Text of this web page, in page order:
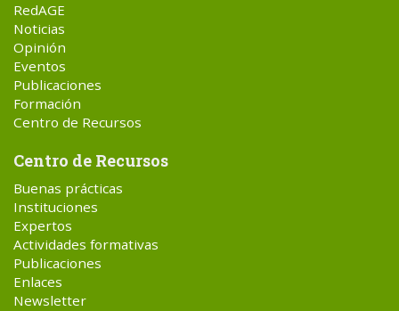
RedAGE
Noticias
Opinión
Eventos
Publicaciones
Formación
Centro de Recursos
Centro de Recursos
Buenas prácticas
Instituciones
Expertos
Actividades formativas
Publicaciones
Enlaces
Newsletter